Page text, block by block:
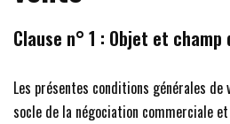
Clause n° 1 : Objet et champ
Les présentes conditions générales
socle de la négociation commerciale